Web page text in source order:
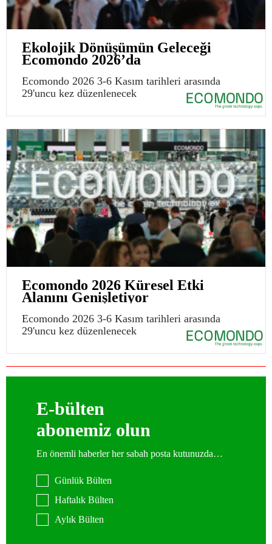
Ekolojik Dönüşümün Geleceği
Ecomondo 2026’da
Ecomondo 2026 3-6 Kasım tarihleri arasında
29'uncu kez düzenlenecek
Ecomondo 2026 Küresel Etki
Alanını Genişletiyor
Ecomondo 2026 3-6 Kasım tarihleri arasında
29'uncu kez düzenlenecek
E-bülten
abonemiz olun
En önemli haberler her sabah posta kutunuzda…
Günlük Bülten
Haftalık Bülten
Aylık Bülten